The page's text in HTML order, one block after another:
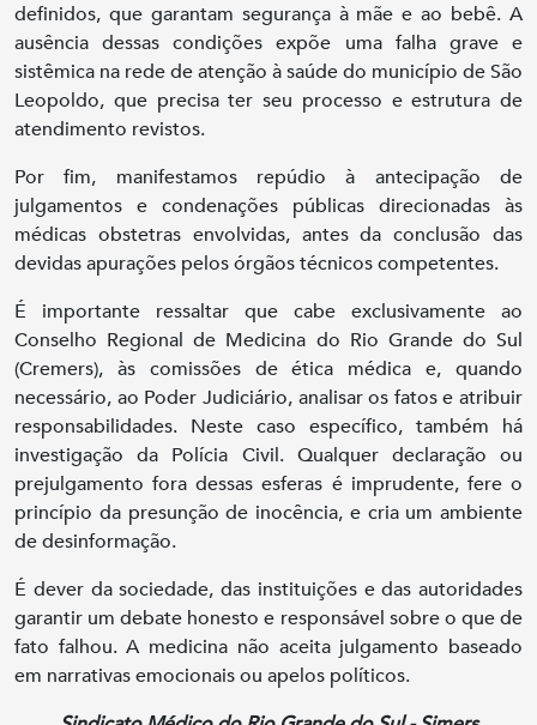
definidos, que garantam segurança à mãe e ao bebê. A
ausência dessas condições expõe uma falha grave e
sistêmica na rede de atenção à saúde do município de São
Leopoldo, que precisa ter seu processo e estrutura de
atendimento revistos.
Por fim, manifestamos repúdio à antecipação de
julgamentos e condenações públicas direcionadas às
médicas obstetras envolvidas, antes da conclusão das
devidas apurações pelos órgãos técnicos competentes.
É importante ressaltar que cabe exclusivamente ao
Conselho Regional de Medicina do Rio Grande do Sul
(Cremers), às comissões de ética médica e, quando
necessário, ao Poder Judiciário, analisar os fatos e atribuir
responsabilidades. Neste caso específico, também há
investigação da Polícia Civil. Qualquer declaração ou
prejulgamento fora dessas esferas é imprudente, fere o
princípio da presunção de inocência, e cria um ambiente
de desinformação.
É dever da sociedade, das instituições e das autoridades
garantir um debate honesto e responsável sobre o que de
fato falhou. A medicina não aceita julgamento baseado
em narrativas emocionais ou apelos políticos.